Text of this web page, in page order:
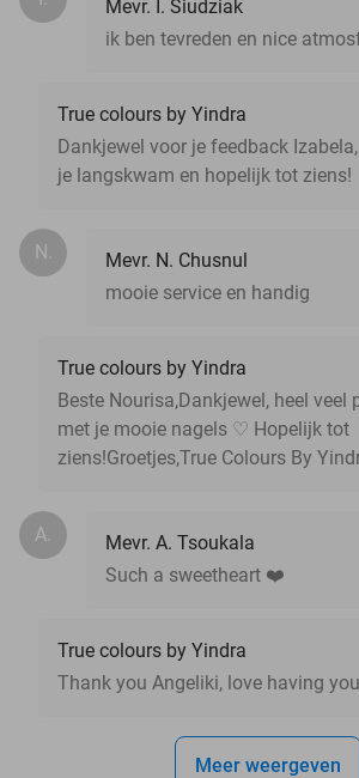
Mevr. I. Siudziak
ik ben tevreden en nice
True colours by Yindra
Dankjewel voor je feedback
je langskwam en hopelijk tot ziens!
N.
Mevr. N. Chusnul
mooie service en handig
True colours by Yindra
Beste Nourisa,Dankjewel, heel veel
met je mooie nagels ♡ Hopelijk tot
ziens!Groetjes,True Colours By
A.
Mevr. A. Tsoukala
Such a sweetheart ❤️
True colours by Yindra
Thank you Angeliki, love having
Meer weergeven